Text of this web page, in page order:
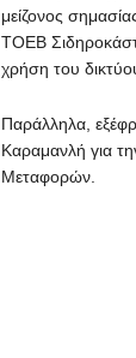
μείζονος
ΤΟΕΒ
χρήση του
Παράλληλα,
Καραμανλή για
Μεταφορών.